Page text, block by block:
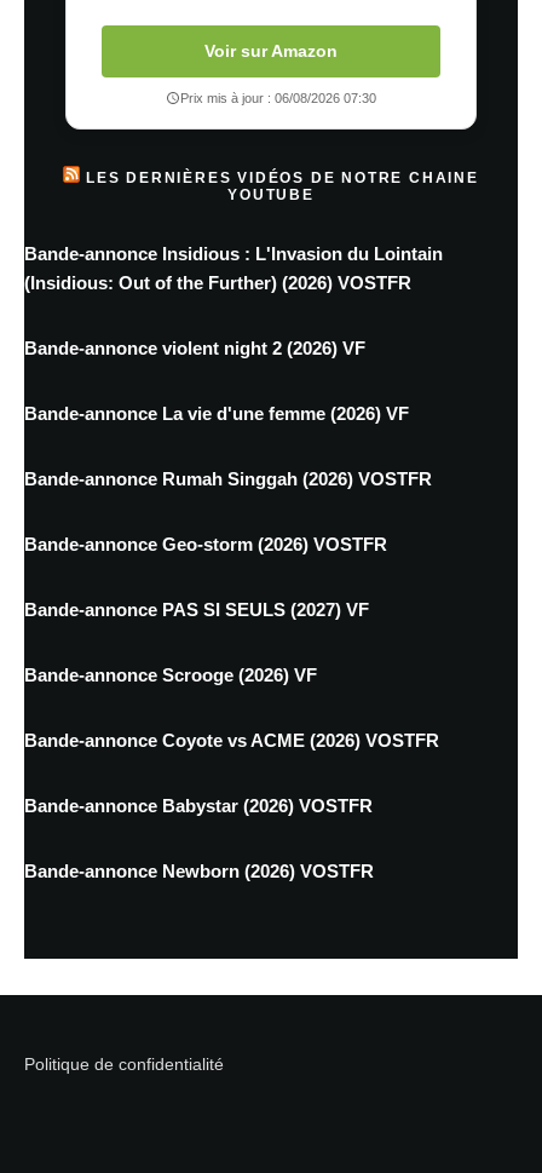
Voir sur Amazon
Prix mis à jour : 06/08/2026 07:30
LES DERNIÈRES VIDÉOS DE NOTRE CHAINE
YOUTUBE
Bande-annonce Insidious : L'Invasion du Lointain
(Insidious: Out of the Further) (2026) VOSTFR
Bande-annonce violent night 2 (2026) VF
Bande-annonce La vie d'une femme (2026) VF
Bande-annonce Rumah Singgah (2026) VOSTFR
Bande-annonce Geo-storm (2026) VOSTFR
Bande-annonce PAS SI SEULS (2027) VF
Bande-annonce Scrooge (2026) VF
Bande-annonce Coyote vs ACME (2026) VOSTFR
Bande-annonce Babystar (2026) VOSTFR
Bande-annonce Newborn (2026) VOSTFR
Politique de confidentialité